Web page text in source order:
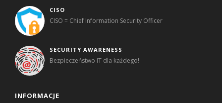
CISO
CISO = Chief Information Security Officer
SECURITY AWARENESS
Bezpieczeństwo IT dla każdego!
INFORMACJE